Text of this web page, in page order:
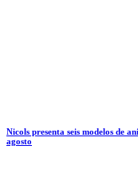
Nicols presenta seis modelos de
agosto